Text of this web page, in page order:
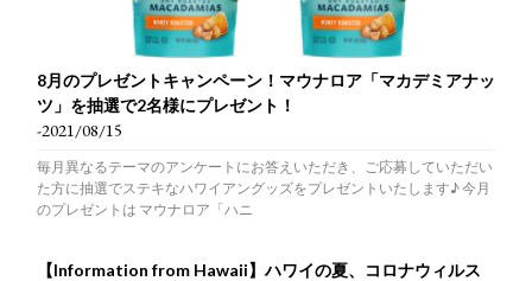
8月のプレゼントキャンペーン！マウナロア「マカデミアナッ
ツ」を抽選で2名様にプレゼント！
-2021/08/15
毎月異なるテーマのアンケートにお答えいただき、ご応募していただい
た方に抽選でステキなハワイアングッズをプレゼントいたします♪ 今月
のプレゼントは マウナロア「ハニ
【Information from Hawaii】ハワイの夏、コロナウィルス